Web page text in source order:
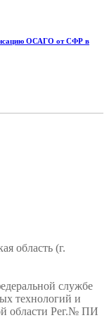
ОСАГО от СФР в
область (г.
службе
технологий и
области Рег.№ ПИ